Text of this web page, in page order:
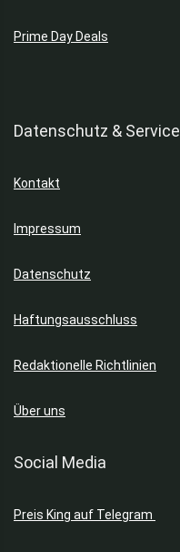
Prime Day Deals
Datenschutz & Service
Kontakt
Impressum
Datenschutz
Haftungsausschluss
Redaktionelle Richtlinien
Über uns
Social Media
Preis King auf Telegram